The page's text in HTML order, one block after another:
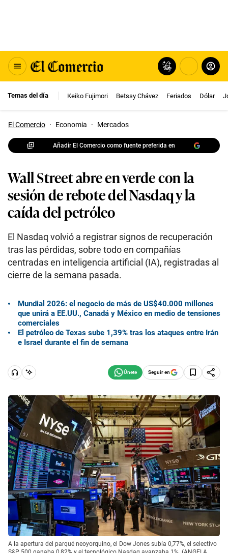
Temas del día Keiko Fujimori Betssy Chávez Feriados Dólar
El Comercio · Economia · Mercados
Añadir El Comercio como fuente preferida en
Wall Street abre en verde con la
sesión de rebote del Nasdaq y la
caída del petróleo
El Nasdaq volvió a registrar signos de recuperación
tras las pérdidas, sobre todo en compañías
centradas en inteligencia artificial (IA), registradas al
cierre de la semana pasada.
Mundial 2026: el negocio de más de US$40.000 millones
que unirá a EE.UU., Canadá y México en medio de tensiones
comerciales
El petróleo de Texas sube 1,39% tras los ataques entre Irán
e Israel durante el fin de semana
Seguir en
A la apertura del parqué neoyorquino, el Dow Jones subía 0,77%, el selectivo